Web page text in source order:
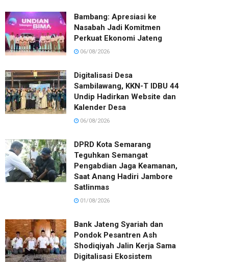
Bambang: Apresiasi ke
Nasabah Jadi Komitmen
Perkuat Ekonomi Jateng
06/08/2026
Digitalisasi Desa
Sambilawang, KKN-T IDBU 44
Undip Hadirkan Website dan
Kalender Desa
06/08/2026
DPRD Kota Semarang
Teguhkan Semangat
Pengabdian Jaga Keamanan,
Saat Anang Hadiri Jambore
Satlinmas
01/08/2026
Bank Jateng Syariah dan
Pondok Pesantren Ash
Shodiqiyah Jalin Kerja Sama
Digitalisasi Ekosistem